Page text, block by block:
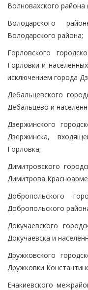
Волновахского района
Володарского
Володарского района;
Горловского
Горловки и
исключением города
Дебальцевского
Дебальцево и
Дзержинского
Дзержинска,
Горловка;
Димитровского
Димитрова
Добропольского
Добропольского
Докучаевского
Докучаевска и
Дружковского
Дружковки
Енакиевского